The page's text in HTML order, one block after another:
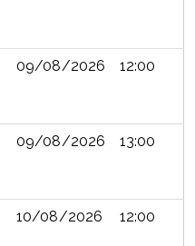
09/08/2026 12:00
09/08/2026 13:00
10/08/2026 12:00